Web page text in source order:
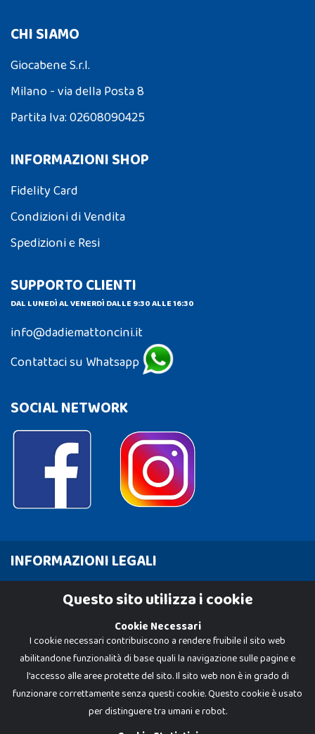
CHI SIAMO
Giocabene S.r.l.
Milano - via della Posta 8
Partita Iva: 02608090425
INFORMAZIONI SHOP
Fidelity Card
Condizioni di Vendita
Spedizioni e Resi
SUPPORTO CLIENTI
DAL LUNEDÌ AL VENERDÌ DALLE 9:30 ALLE 16:30
info@dadiemattoncini.it
Contattaci su Whatsapp
SOCIAL NETWORK
INFORMAZIONI LEGALI
Cookie PolicyQuesto sito utilizza i cookie
Cookie Necessari
I cookie necessari contribuiscono a rendere fruibile il sito web
abilitandone funzionalità di base quali la navigazione sulle pagine e
l'accesso alle aree protette del sito. Il sito web non è in grado di
funzionare correttamente senza questi cookie. Questo cookie è usato
per distinguere tra umani e robot.